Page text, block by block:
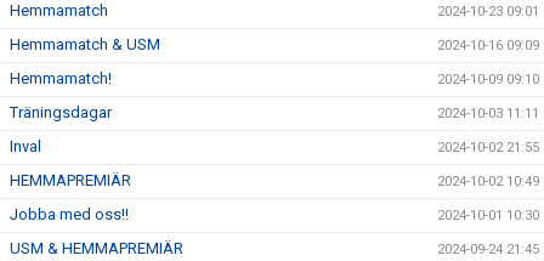
Hemmamatch 2024-10-23 09:01
Hemmamatch & USM 2024-10-16 09:09
Hemmamatch! 2024-10-09 09:10
Träningsdagar 2024-10-03 11:11
Inval 2024-10-02 21:55
HEMMAPREMIÄR 2024-10-02 10:49
Jobba med oss!! 2024-10-01 10:30
USM & HEMMAPREMIÄR 2024-09-24 21:45